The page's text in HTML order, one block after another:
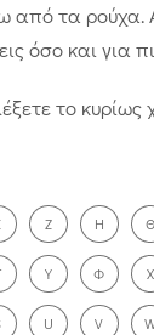
από τα ρούχα.
όσο και για
το
Ζ Η Θ
Υ Φ Χ
U V